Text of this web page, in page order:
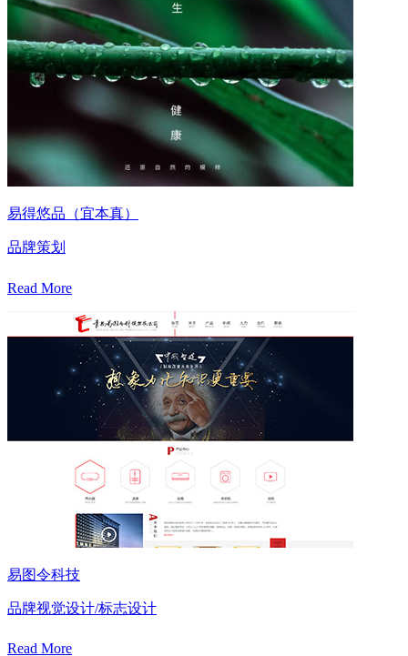
易得悠品（宜本真）
品牌策划
Read More
易图令科技
品牌视觉设计/标志设计
Read More